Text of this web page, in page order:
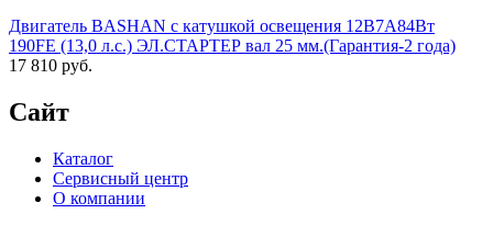
Двигатель BASHAN с катушкой освещения 12В7А84Вт
190FE (13,0 л.с.) ЭЛ.СТАРТЕР вал 25 мм.(Гарантия-2 года)
17 810 руб.
Сайт
Каталог
Сервисный центр
О компании